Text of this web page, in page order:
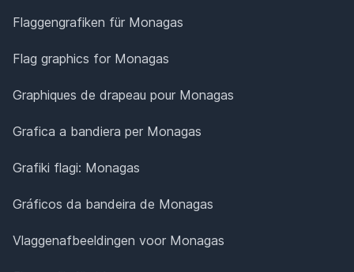
Flaggengrafiken für Monagas
Flag graphics for Monagas
Graphiques de drapeau pour Monagas
Grafica a bandiera per Monagas
Grafiki flagi: Monagas
Gráficos da bandeira de Monagas
Vlaggenafbeeldingen voor Monagas